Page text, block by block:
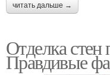
читать дальше →
Отделка стен
Правдивые